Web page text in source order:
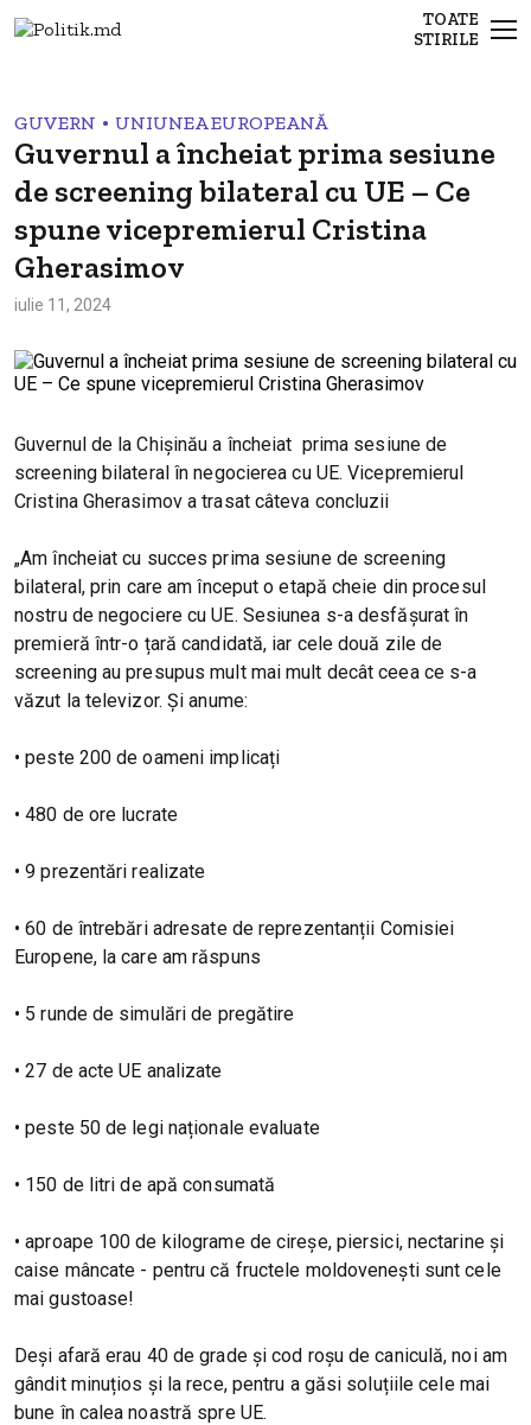
TOATE
STIRILE
GUVERN • UNIUNEA EUROPEANĂ
Guvernul a încheiat prima sesiune
de screening bilateral cu UE – Ce
spune vicepremierul Cristina
Gherasimov
iulie 11, 2024
Guvernul de la Chișinău a încheiat prima sesiune de
screening bilateral în negocierea cu UE. Vicepremierul
Cristina Gherasimov a trasat câteva concluzii
„Am încheiat cu succes prima sesiune de screening
bilateral, prin care am început o etapă cheie din procesul
nostru de negociere cu UE. Sesiunea s-a desfășurat în
premieră într-o țară candidată, iar cele două zile de
screening au presupus mult mai mult decât ceea ce s-a
văzut la televizor. Și anume:
• peste 200 de oameni implicați
• 480 de ore lucrate
• 9 prezentări realizate
• 60 de întrebări adresate de reprezentanții Comisiei
Europene, la care am răspuns
• 5 runde de simulări de pregătire
• 27 de acte UE analizate
• peste 50 de legi naționale evaluate
• 150 de litri de apă consumată
• aproape 100 de kilograme de cireșe, piersici, nectarine și
caise mâncate - pentru că fructele moldovenești sunt cele
mai gustoase!
Deși afară erau 40 de grade și cod roșu de caniculă, noi am
gândit minuțios și la rece, pentru a găsi soluțiile cele mai
bune în calea noastră spre UE.